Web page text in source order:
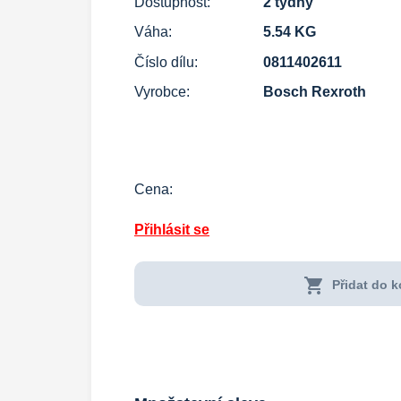
Váha:
5.54 KG
Číslo dílu:
0811402611
Vyrobce:
Bosch Rexroth
Cena:
Přihlásit se
shopping_cart Přidat do